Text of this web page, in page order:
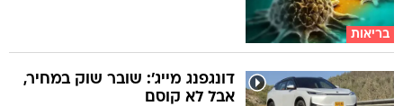
בריאות
דונגפנג מייג': שובר שוק במחיר,
אבל לא קוסם